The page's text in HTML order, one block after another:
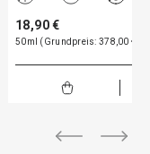
18,90 €
50ml (Grundpreis: 378,00 €